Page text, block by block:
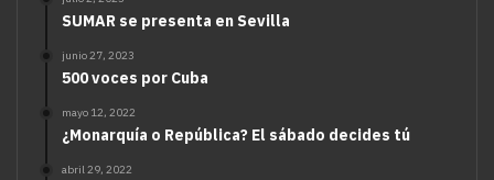
SUMAR se presenta en Sevilla
junio 27, 2023
500 voces por Cuba
mayo 12, 2022
¿Monarquía o República? El sábado decides tú
abril 29, 2022